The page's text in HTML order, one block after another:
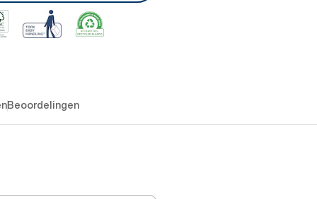
Beoordelingen